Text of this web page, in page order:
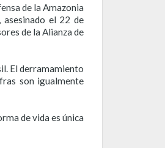
de la Amazonia
el 22 de
de la Alianza de
El derramamiento
son igualmente
de vida es única